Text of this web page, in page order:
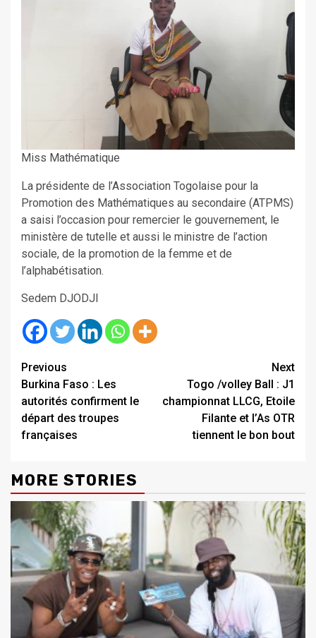
Miss Mathématique
La présidente de l’Association Togolaise pour la
Promotion des Mathématiques au secondaire (ATPMS)
a saisi l’occasion pour remercier le gouvernement, le
ministère de tutelle et aussi le ministre de l’action
sociale, de la promotion de la femme et de
l’alphabétisation.
Sedem DJODJI
Continue
Reading
Previous
Burkina Faso : Les
autorités confirment le
départ des troupes
françaises
Next
Togo /volley Ball : J1
championnat LLCG, Etoile
Filante et l’As OTR
tiennent le bon bout
MORE STORIES